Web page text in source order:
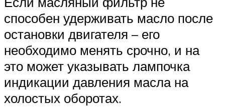
способен удерживать масло после
остановки двигателя – его
необходимо менять срочно, и на
это может указывать лампочка
индикации давления масла на
холостых оборотах.